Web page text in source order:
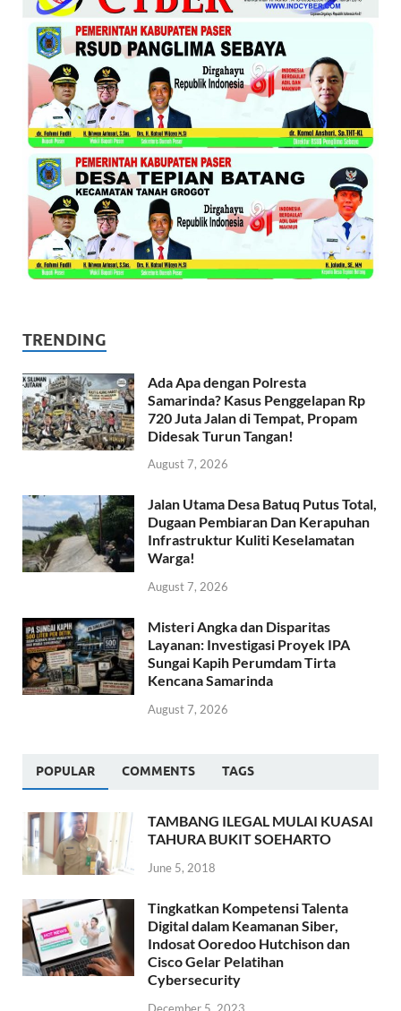
TRENDING
Ada Apa dengan Polresta
Samarinda? Kasus Penggelapan Rp
720 Juta Jalan di Tempat, Propam
Didesak Turun Tangan!
August 7, 2026
Jalan Utama Desa Batuq Putus Total,
Dugaan Pembiaran Dan Kerapuhan
Infrastruktur Kuliti Keselamatan
Warga!
August 7, 2026
Misteri Angka dan Disparitas
Layanan: Investigasi Proyek IPA
Sungai Kapih Perumdam Tirta
Kencana Samarinda
August 7, 2026
POPULAR COMMENTS TAGS
TAMBANG ILEGAL MULAI KUASAI
TAHURA BUKIT SOEHARTO
June 5, 2018
Tingkatkan Kompetensi Talenta
Digital dalam Keamanan Siber,
Indosat Ooredoo Hutchison dan
Cisco Gelar Pelatihan
Cybersecurity
December 5, 2023